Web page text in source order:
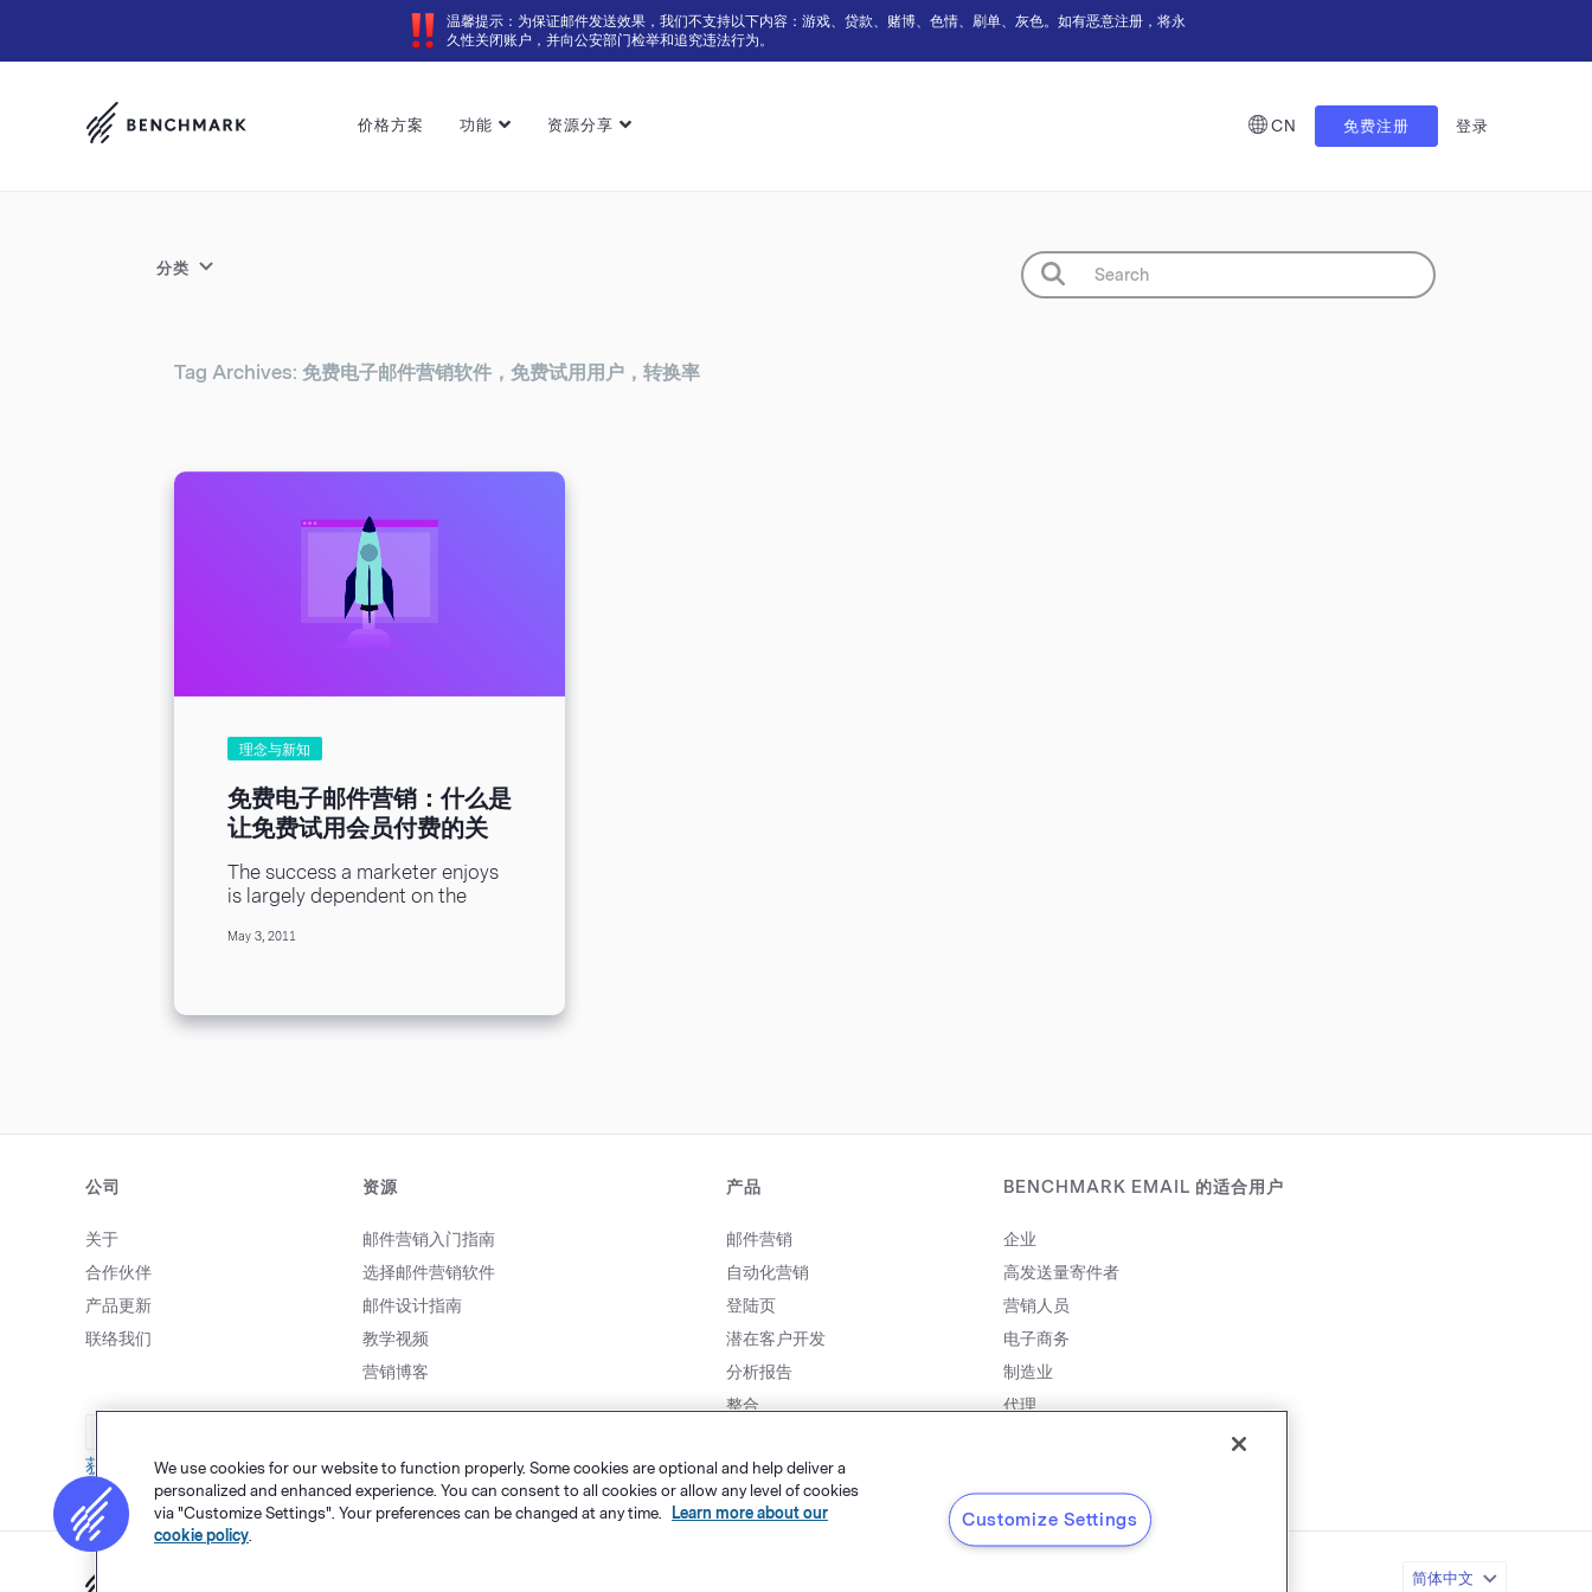
温馨提示：为保证邮件发送效果，我们不支持以下内容：游戏、贷款、赌博、色情、刷单、灰色。如有恶意注册，将永
久性关闭账户，并向公安部门检举和追究违法行为。
价格方案 功能 资源分享 CN 免费注册 登录
分类
Tag Archives: 免费电子邮件营销软件，免费试用用户，转换率
理念与新知
免费电子邮件营销：什么是
让免费试用会员付费的关
键？
The success a marketer enjoys
is largely dependent on the
provide them with the
May 3, 2011
公司
关于
合作伙伴
产品更新
联络我们
获取帮助
资源
邮件营销入门指南
选择邮件营销软件
邮件设计指南
教学视频
营销博客
产品
邮件营销
自动化营销
登陆页
潜在客户开发
分析报告
整合
BENCHMARK EMAIL 的适合用户
企业
高发送量寄件者
营销人员
电子商务
制造业
代理
简体中文
We use cookies for our website to function properly. Some cookies are optional and help deliver a
personalized and enhanced experience. You can consent to all cookies or allow any level of cookies
via "Customize Settings". Your preferences can be changed at any time.
Learn more about our
cookie policy.
Customize Settings